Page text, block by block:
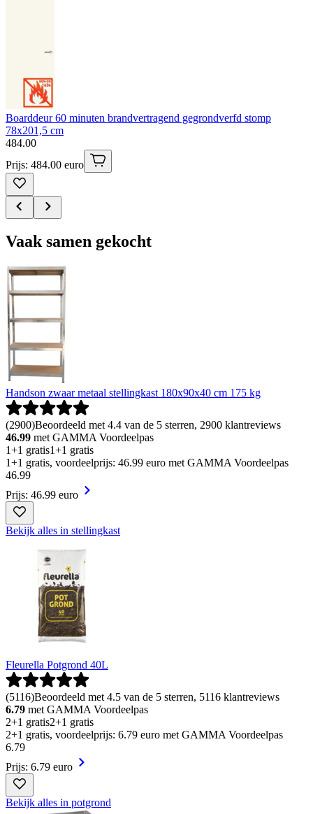
Boarddeur 60 minuten brandvertragend gegrondverfd stomp
78x201,5 cm
484.00
Prijs: 484.00 euro
Vaak samen gekocht
Handson zwaar metaal stellingkast 180x90x40 cm 175 kg
(2900)Beoordeeld met 4.4 van de 5 sterren, 2900 klantreviews
46.99 met GAMMA Voordeelpas
1+1 gratis1+1 gratis
1+1 gratis, voordeelprijs: 46.99 euro met GAMMA Voordeelpas
46.99
Prijs: 46.99 euro
Bekijk alles in stellingkast
Fleurella Potgrond 40L
(5116)Beoordeeld met 4.5 van de 5 sterren, 5116 klantreviews
6.79 met GAMMA Voordeelpas
2+1 gratis2+1 gratis
2+1 gratis, voordeelprijs: 6.79 euro met GAMMA Voordeelpas
6.79
Prijs: 6.79 euro
Bekijk alles in potgrond